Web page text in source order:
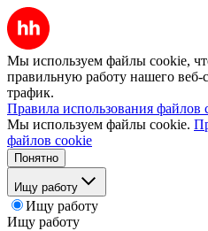
Мы используем файлы cookie,
правильную работу нашего веб-
трафик.
Правила использования файлов
Мы используем файлы cookie.
файлов cookie
Понятно
Ищу работу
Ищу работу
Ищу работу